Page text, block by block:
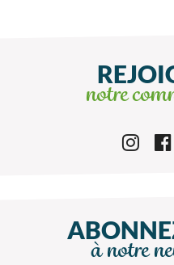
notre
à notre